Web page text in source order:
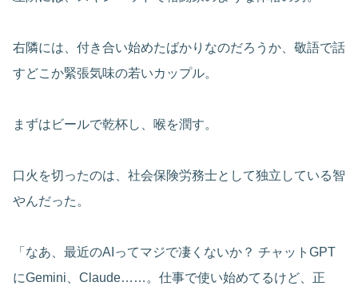
右隣には、付き合い始めたばかりなのだろうか、敬語で話
すどこか緊張気味の若いカップル。
まずはビールで乾杯し、喉を潤す。
口火を切ったのは、社会保険労務士として独立している智
やんだった。
「なあ、最近のAIってマジで凄くないか？ チャットGPT
にGemini、Claude……。仕事で使い始めてるけど、正